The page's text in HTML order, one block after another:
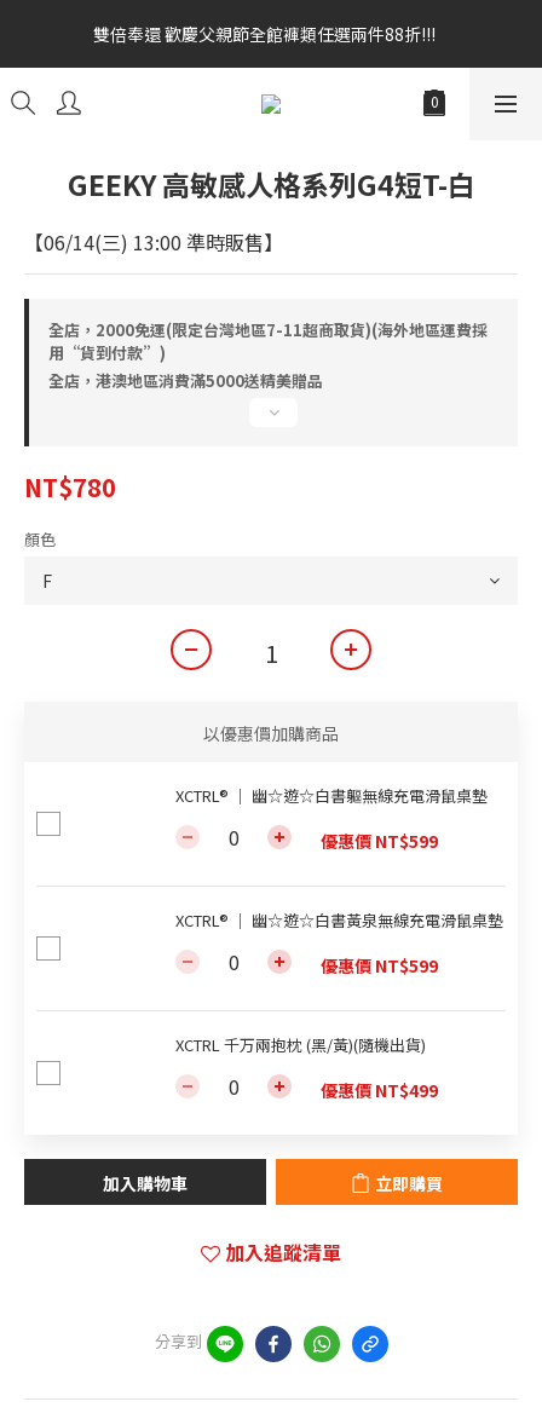
雙倍奉還 歡慶父親節全館褲類任選兩件88折!!!
雙倍奉還 歡慶父親節全館褲類任選兩件88折!!!
全館消費滿額$1680贈3D好野貓公仔(絲綢鐵黑) 滿額$2499贈達摩
金幣 送完為止!  滿$3000再贈現金卷$300元
雙倍奉還 歡慶父親節全館褲類任選兩件88折!!!
GEEKY 高敏感人格系列G4短T-白
【06/14(三) 13:00 準時販售】
全店，2000免運(限定台灣地區7-11超商取貨)(海外地區運費採
用“貨到付款”)
全店，港澳地區消費滿5000送精美贈品
NT$780
顏色
以優惠價加購商品
XCTRL® ｜ 幽☆遊☆白書軀無線充電滑鼠桌墊
優惠價 NT$599
XCTRL® ｜ 幽☆遊☆白書黃泉無線充電滑鼠桌墊
優惠價 NT$599
XCTRL 千万兩抱枕 (黑/黃)(隨機出貨)
優惠價 NT$499
加入購物車 立即購買
加入追蹤清單
分享到